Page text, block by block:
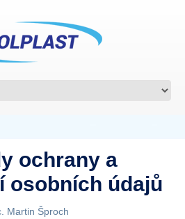
ochrany a
osobních údajů
Martin Šproch